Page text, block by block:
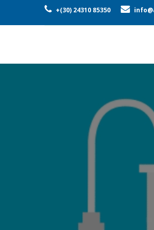
+(30) 24310 85350
ΕΤΑΙΡΕΊΑ